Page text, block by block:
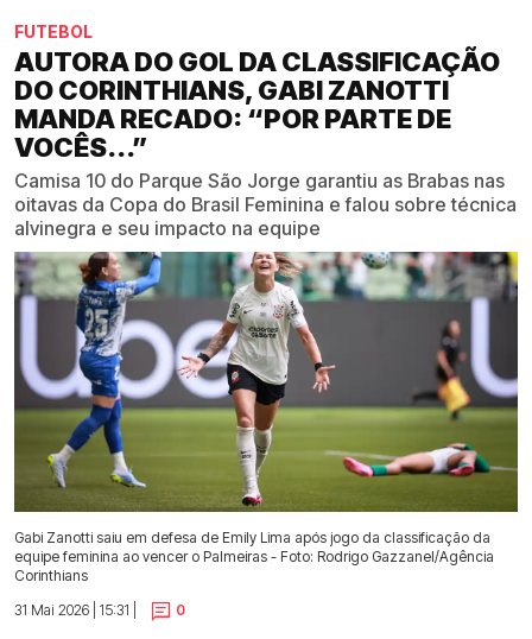
FUTEBOL
AUTORA DO GOL DA CLASSIFICAÇÃO
DO CORINTHIANS, GABI ZANOTTI
MANDA RECADO: “POR PARTE DE
VOCÊS...”
Camisa 10 do Parque São Jorge garantiu as Brabas nas
oitavas da Copa do Brasil Feminina e falou sobre técnica
alvinegra e seu impacto na equipe
Gabi Zanotti saiu em defesa de Emily Lima após jogo da classificação da
equipe feminina ao vencer o Palmeiras - Foto: Rodrigo Gazzanel/Agência
Corinthians
31 Mai 2026 | 15:31 |
0